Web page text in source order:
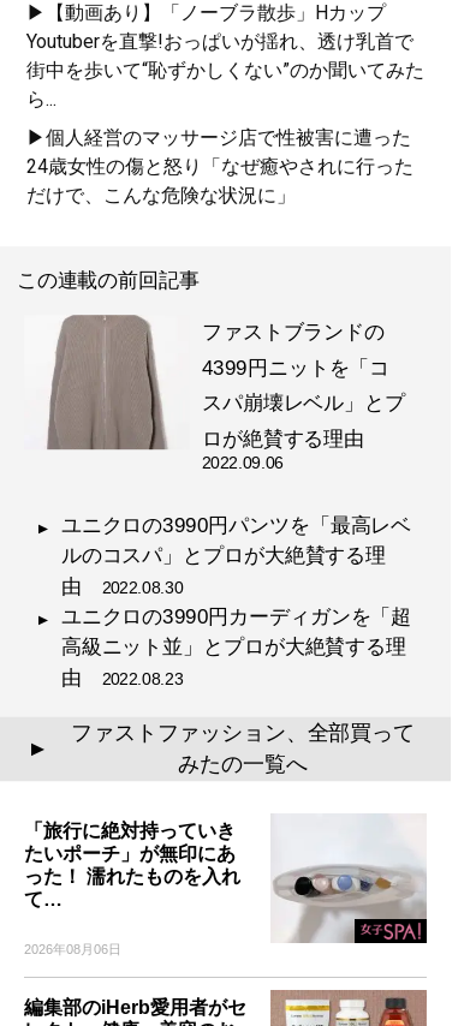
▶【動画あり】「ノーブラ散歩」Hカップ
Youtuberを直撃!おっぱいが揺れ、透け乳首で
街中を歩いて“恥ずかしくない”のか聞いてみた
ら...
▶個人経営のマッサージ店で性被害に遭った
24歳女性の傷と怒り「なぜ癒やされに行った
だけで、こんな危険な状況に」
この連載の前回記事
ファストブランドの
4399円ニットを「コ
スパ崩壊レベル」とプ
ロが絶賛する理由
2022.09.06
ユニクロの3990円パンツを「最高レベ
ルのコスパ」とプロが大絶賛する理
由 2022.08.30
ユニクロの3990円カーディガンを「超
高級ニット並」とプロが大絶賛する理
由 2022.08.23
▲
ファストファッション、全部買って
みたの一覧へ
「旅行に絶対持っていき
たいポーチ」が無印にあ
った！ 濡れたものを入れ
て…
2026年08月06日
編集部のiHerb愛用者がセ